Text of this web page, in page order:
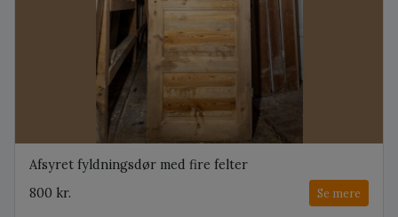
Afsyret fyldningsdør med fire felter
800 kr.
Se mere